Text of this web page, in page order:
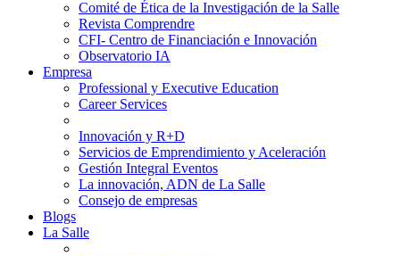
Comité de Ética de la Investigación de la Salle
Revista Comprendre
CFI- Centro de Financiación e Innovación
Observatorio IA
Empresa
Professional y Executive Education
Career Services
Innovación y R+D
Servicios de Emprendimiento y Aceleración
Gestión Integral Eventos
La innovación, ADN de La Salle
Consejo de empresas
Blogs
La Salle